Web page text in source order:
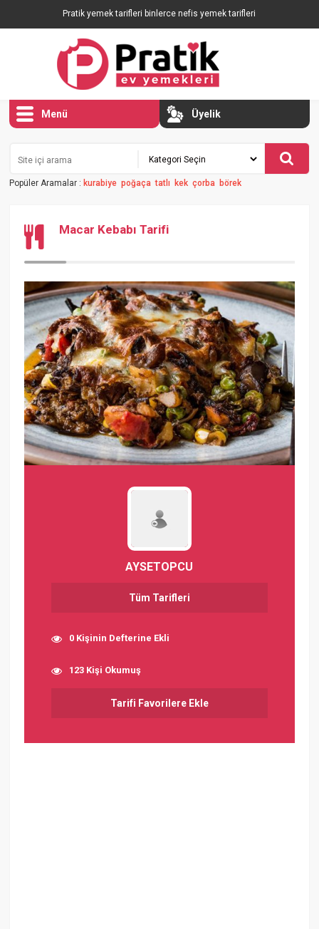
Pratik yemek tarifleri binlerce nefis yemek tarifleri
Menü Üyelik
Popüler Aramalar : kurabiye poğaça tatlı kek çorba börek
Macar Kebabı Tarifi
AYSETOPCU
Tüm Tarifleri
0 Kişinin Defterine Ekli
123 Kişi Okumuş
Tarifi Favorilere Ekle